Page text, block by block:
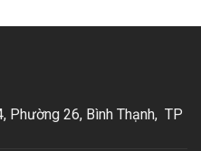
Phường 26, Bình Thạnh, TP